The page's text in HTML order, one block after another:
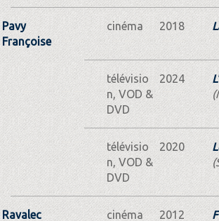
Pavy
Françoise
cinéma 2018
télévisio
n, VOD &
DVD
2024
télévisio
n, VOD &
DVD
2020
Ravalec
cinéma 2012